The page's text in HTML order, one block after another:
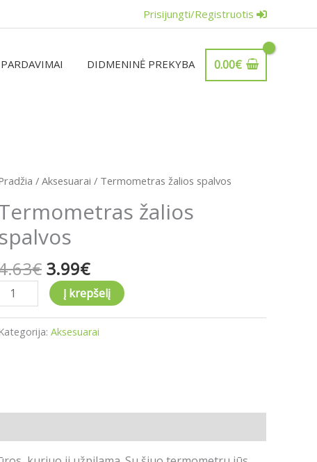
Prisijungti/Registruotis
DIDMENINĖ PREKYBA 0.00€
/Aksesuarai / Termometras žalios spalvos
žalios
spalvos
€
Original
was:
4.63€.
3.99€
Current
is:
Termometras
žalios
spalvos
Į krepšelį
Aksesuarai